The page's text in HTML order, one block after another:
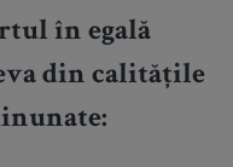
în egală
din calitățile